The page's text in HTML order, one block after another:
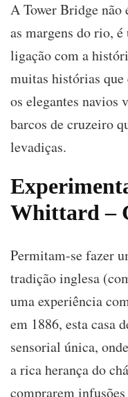
A Tower Bridge não
as margens do rio,
ligação com a
muitas histórias que
os elegantes navios
barcos de cruzeiro
levadiças.
Whittard –
Permitam-se fazer
tradição inglesa
uma experiência
em 1886, esta casa
sensorial única,
a rica herança do
comprarem